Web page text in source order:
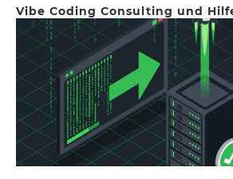
Vibe Coding Consulting und